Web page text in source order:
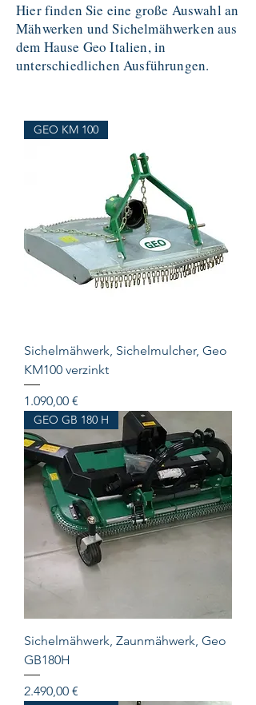
Hier finden Sie eine große Auswahl an
Mähwerken und Sichelmähwerken aus
dem Hause Geo Italien, in
unterschiedlichen Ausführungen.
GEO KM 100
Sichelmähwerk, Sichelmulcher, Geo
KM100 verzinkt
Preis
1.090,00 €
GEO GB 180 H
Sichelmähwerk, Zaunmähwerk, Geo
GB180H
Preis
2.490,00 €